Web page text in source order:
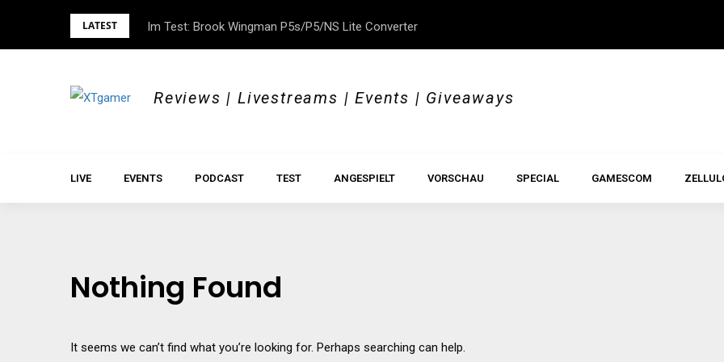
LATEST Im Test: Brook Wingman P5s/P5/NS Lite Converter
DOK.fest München 2026 – Empowered, HerStory, Beyond Borders
Reviews | Livestreams | Events | Giveaways
LIVE EVENTS PODCAST TEST ANGESPIELT VORSCHAU SPECIAL GAMESCOM
Nothing Found
It seems we can’t find what you’re looking for. Perhaps searching can help.